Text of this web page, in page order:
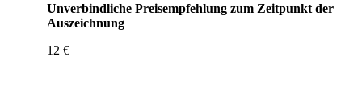
Unverbindliche Preisempfehlung zum Zeitpunkt der
Auszeichnung
12 €